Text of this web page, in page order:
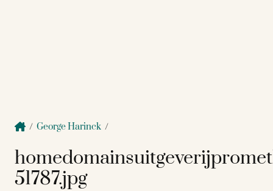
/ George Harinck /
51787.jpg